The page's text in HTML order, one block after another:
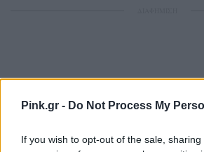
Pink.gr - Do Not Process My
If you wish to opt-out of the sale,